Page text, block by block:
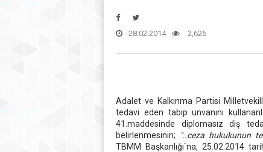
28.02.2014 2,626
Adalet ve Kalkınma Partisi
tedavi eden tabip unvanını
41.maddesinde diplomasız diş
belirlenmesinin;
"..ceza hukukunun
TBMM Başkanlığı`na, 25.02.2014